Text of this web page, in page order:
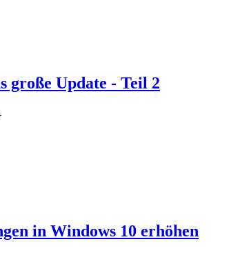
große Update - Teil 2
in Windows 10 erhöhen